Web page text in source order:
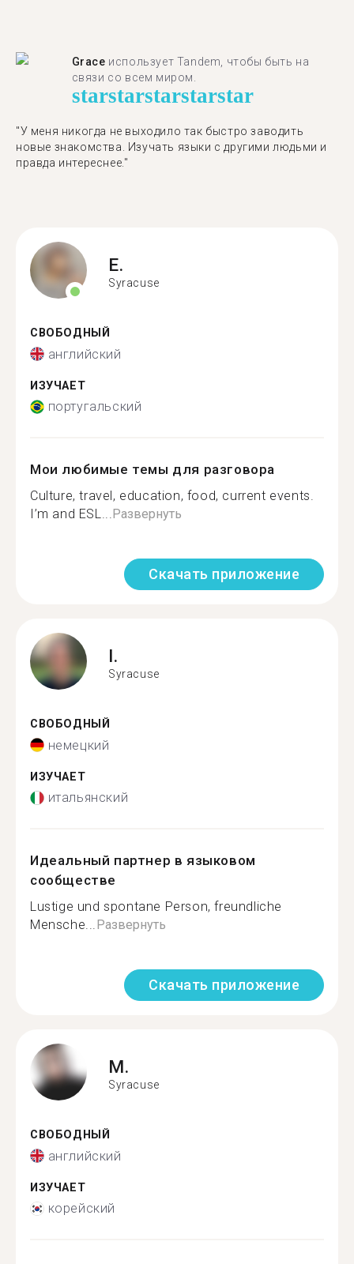
Grace использует Tandem, чтобы быть на
связи со всем миром.
starstarstarstarstar
"У меня никогда не выходило так быстро заводить
новые знакомства. Изучать языки с другими людьми и
правда интереснее."
E.
Syracuse
СВОБОДНЫЙ
английский
ИЗУЧАЕТ
португальский
Мои любимые темы для разговора
Culture, travel, education, food, current events.
I’m and ESL...Развернуть
Скачать приложение
I.
Syracuse
СВОБОДНЫЙ
немецкий
ИЗУЧАЕТ
итальянский
Идеальный партнер в языковом
сообществе
Lustige und spontane Person, freundliche
Mensche...Развернуть
Скачать приложение
M.
Syracuse
СВОБОДНЫЙ
английский
ИЗУЧАЕТ
корейский